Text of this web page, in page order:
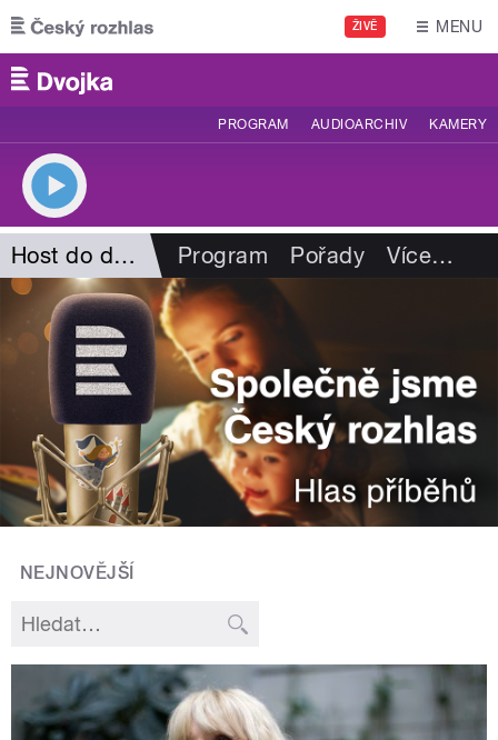
Přejít k hlavnímu obsahu
ŽIVĚ MENU
PROGRAM AUDIOARCHIV KAMERY
Host do domu Program Pořady Více…
NEJNOVĚJŠÍ